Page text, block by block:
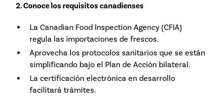
2. Conoce los requisitos canadienses
La Canadian Food Inspection Agency (CFIA)
regula las importaciones de frescos.
Aprovecha los protocolos sanitarios que se están
simplificando bajo el Plan de Acción bilateral.
La certificación electrónica en desarrollo
facilitará trámites.